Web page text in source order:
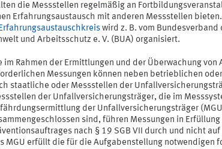
die Messstellen regelmäßig an
Erfahrungsaustausch mit anderen Messstellen
wird z. B. vom
und Arbeitsschutz e. V. (BUA) organisiert.
im Rahmen der Ermittlungen und der Überwachung von
Messungen können neben betrieblichen
staatliche oder Messstellen der
der Unfallversicherungsträger, die im
der Unfallversicherungsträger
sind, führen Messungen in
nach § 19 SGB VII durch und nicht
MGU erfüllt die für die Aufgabenstellung notwendigen